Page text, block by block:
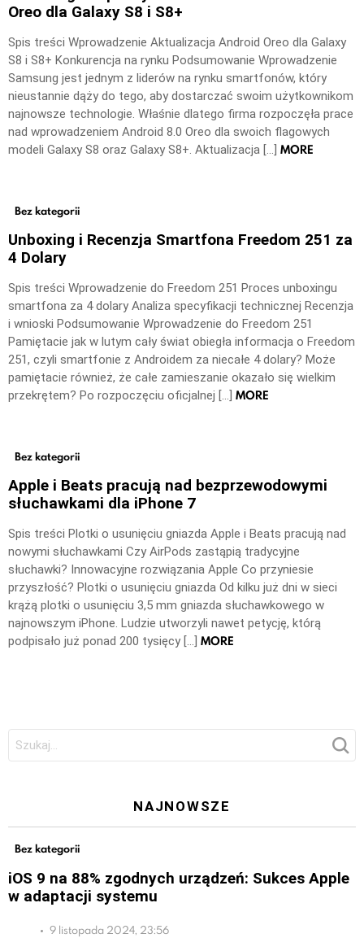
Oreo dla Galaxy S8 i S8+
Spis treści Wprowadzenie Aktualizacja Android Oreo dla Galaxy
S8 i S8+ Konkurencja na rynku Podsumowanie Wprowadzenie
Samsung jest jednym z liderów na rynku smartfonów, który
nieustannie dąży do tego, aby dostarczać swoim użytkownikom
najnowsze technologie. Właśnie dlatego firma rozpoczęła prace
nad wprowadzeniem Android 8.0 Oreo dla swoich flagowych
modeli Galaxy S8 oraz Galaxy S8+. Aktualizacja […] MORE
Bez kategorii
Unboxing i Recenzja Smartfona Freedom 251 za
4 Dolary
Spis treści Wprowadzenie do Freedom 251 Proces unboxingu
smartfona za 4 dolary Analiza specyfikacji technicznej Recenzja
i wnioski Podsumowanie Wprowadzenie do Freedom 251
Pamiętacie jak w lutym cały świat obiegła informacja o Freedom
251, czyli smartfonie z Androidem za niecałe 4 dolary? Może
pamiętacie również, że całe zamieszanie okazało się wielkim
przekrętem? Po rozpoczęciu oficjalnej […] MORE
Bez kategorii
Apple i Beats pracują nad bezprzewodowymi
słuchawkami dla iPhone 7
Spis treści Plotki o usunięciu gniazda Apple i Beats pracują nad
nowymi słuchawkami Czy AirPods zastąpią tradycyjne
słuchawki? Innowacyjne rozwiązania Apple Co przyniesie
przyszłość? Plotki o usunięciu gniazda Od kilku już dni w sieci
krążą plotki o usunięciu 3,5 mm gniazda słuchawkowego w
najnowszym iPhone. Ludzie utworzyli nawet petycję, którą
podpisało już ponad 200 tysięcy […] MORE
NAJNOWSZE
Bez kategorii
iOS 9 na 88% zgodnych urządzeń: Sukces Apple
w adaptacji systemu
9 listopada 2024, 23:56